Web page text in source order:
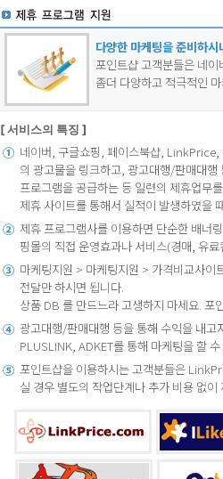
다양한 마케팅을 준비하시
포인트샵 고객분들은 네
좀더 다양하고 적극적인
[ 서비스의 특징 ]
① 네이버, 구글쇼핑, 페이스북샵,
의 광고물을 링크하고, 광고대행/판매대
프로그램을 공급하는 등 일련의 제휴업무
제휴 사이트를 통해서 실적이 발생하였을
② 제휴 프로그램사를 이용하면 단순한 배너
핑몰의 직접 운영효과나 서비스(경매, 유
③ 마케팅지원 > 마케팅지원 > 가격비교사이
전달만 하시면 됩니다.
상품 DB 를 만드느라 고생하지 마세요. 포
④ 광고대행/판매대행 등을 통해 수익을 내
PLUSLINK, ADKET를 통해 마케팅을 할
⑤ 포인트샵을 이용하시는 고객분들은
실 경우 별도의 작업단계나 추가 비용 없